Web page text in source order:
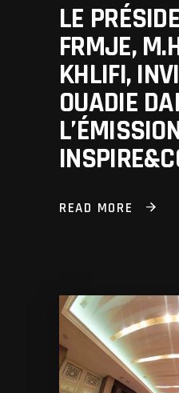
LE
FRMJE,
KHLIFI,
OUADIE
READ MORE